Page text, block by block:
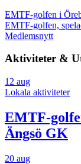
EMTF-golfen i
EMTF-golfen,
Medlemsnytt
Aktiviteter &
12 aug
Lokala aktiviteter
EMTF-
Ängsö GK
20 aug